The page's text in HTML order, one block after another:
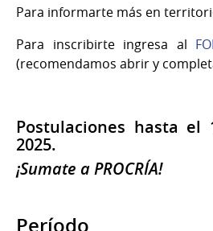
Para informarte más en
Para inscribirte ingresa al
(recomendamos abrir y
Postulaciones hasta el
2025.
¡Sumate a PROCRÍA!
Período